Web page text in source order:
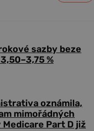
sazby beze
%
oznámila,
mimořádných
Part D již